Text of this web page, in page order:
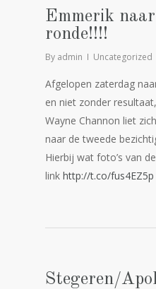
Emmerik
ronde!!!!
By admin Uncategorized
Afgelopen zaterdag
en niet zonder
Wayne Channon liet
naar de tweede
Hierbij wat foto’s van
link http://t.co/fus4EZ5p
Stegeren/